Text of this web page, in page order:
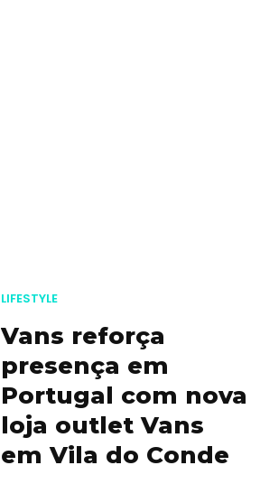
LIFESTYLE
Vans reforça
presença em
Portugal com nova
loja outlet Vans
em Vila do Conde